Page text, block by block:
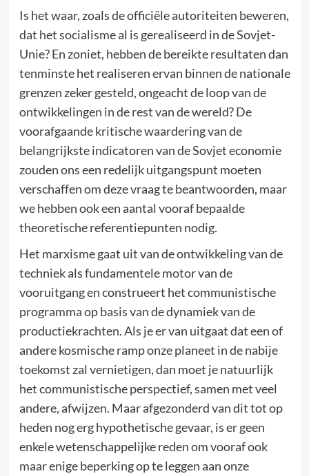
Is het waar, zoals de officiële autoriteiten beweren,
dat het socialisme al is gerealiseerd in de Sovjet-
Unie? En zoniet, hebben de bereikte resultaten dan
tenminste het realiseren ervan binnen de nationale
grenzen zeker gesteld, ongeacht de loop van de
ontwikkelingen in de rest van de wereld? De
voorafgaande kritische waardering van de
belangrijkste indicatoren van de Sovjet economie
zouden ons een redelijk uitgangspunt moeten
verschaffen om deze vraag te beantwoorden, maar
we hebben ook een aantal vooraf bepaalde
theoretische referentiepunten nodig.
Het marxisme gaat uit van de ontwikkeling van de
techniek als fundamentele motor van de
vooruitgang en construeert het communistische
programma op basis van de dynamiek van de
productiekrachten. Als je er van uitgaat dat een of
andere kosmische ramp onze planeet in de nabije
toekomst zal vernietigen, dan moet je natuurlijk
het communistische perspectief, samen met veel
andere, afwijzen. Maar afgezonderd van dit tot op
heden nog erg hypothetische gevaar, is er geen
enkele wetenschappelijke reden om vooraf ook
maar enige beperking op te leggen aan onze